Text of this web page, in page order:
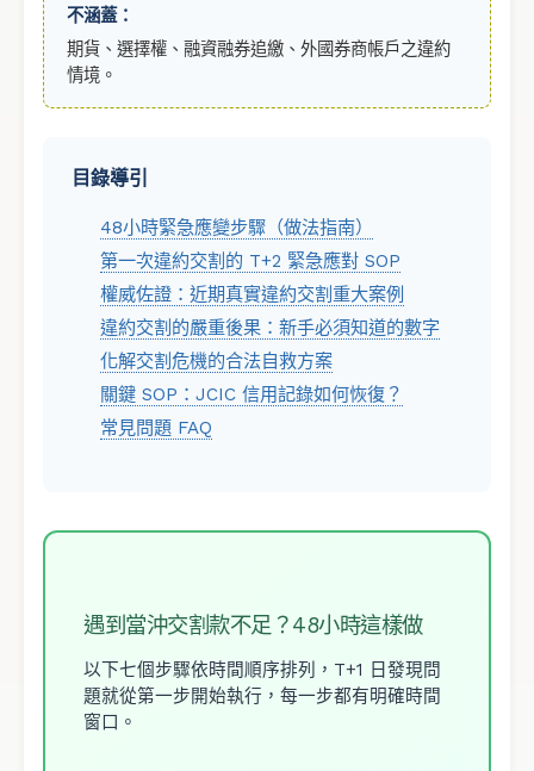
不涵蓋：
期貨、選擇權、融資融券追繳、外國券商帳戶之違約
情境。
目錄導引
48小時緊急應變步驟（做法指南）
第一次違約交割的 T+2 緊急應對 SOP
權威佐證：近期真實違約交割重大案例
違約交割的嚴重後果：新手必須知道的數字
化解交割危機的合法自救方案
關鍵 SOP：JCIC 信用記錄如何恢復？
常見問題 FAQ
遇到當沖交割款不足？48小時這樣做
以下七個步驟依時間順序排列，T+1 日發現問
題就從第一步開始執行，每一步都有明確時間
窗口。